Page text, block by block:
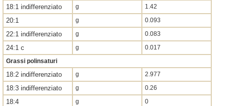
18:1 indifferenziato g 1.42
20:1 g 0.093
22:1 indifferenziato g 0.083
24:1 c g
0.017
Grassi polinsaturi
18:2 indifferenziato g 2.977
18:3 indifferenziato g 0.26
18:4 g 0